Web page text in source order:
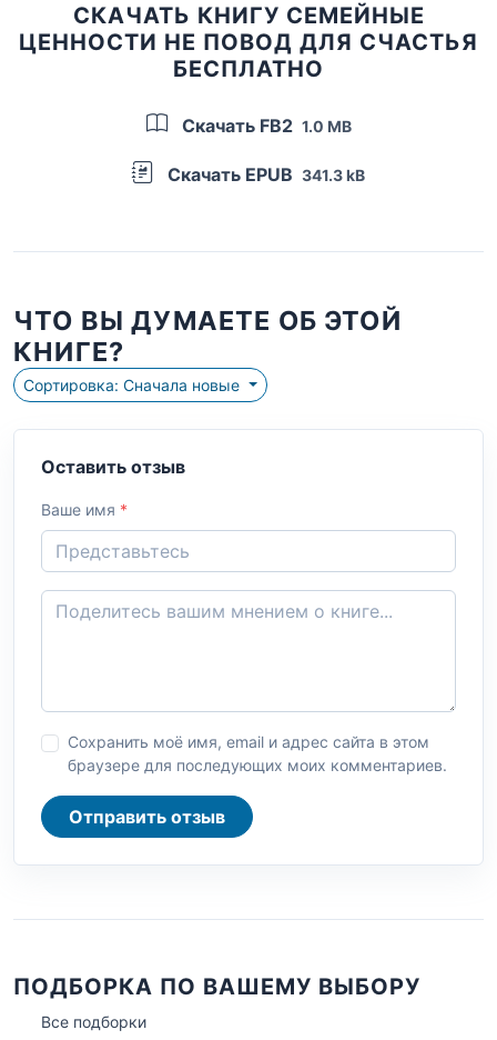
СКАЧАТЬ КНИГУ СЕМЕЙНЫЕ
ЦЕННОСТИ НЕ ПОВОД ДЛЯ СЧАСТЬЯ
БЕСПЛАТНО
Скачать FB2 1.0 MB
Скачать EPUB 341.3 kB
ЧТО ВЫ ДУМАЕТЕ ОБ ЭТОЙ
КНИГЕ?
Сортировка: Сначала новые
Оставить отзыв
Ваше имя *
Сохранить моё имя, email и адрес сайта в этом
браузере для последующих моих комментариев.
Отправить отзыв
ПОДБОРКА ПО ВАШЕМУ ВЫБОРУ
Все подборки